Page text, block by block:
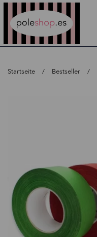
Startseite Bestseller